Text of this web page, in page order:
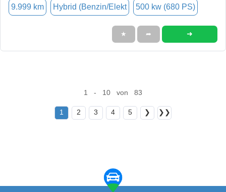
9.999 km Hybrid (Benzin/Elekt 500 kw (680 PS)
★ ➦ ➜
1 - 10 von 83
1 2 3 4 5 ❯ ❯❯